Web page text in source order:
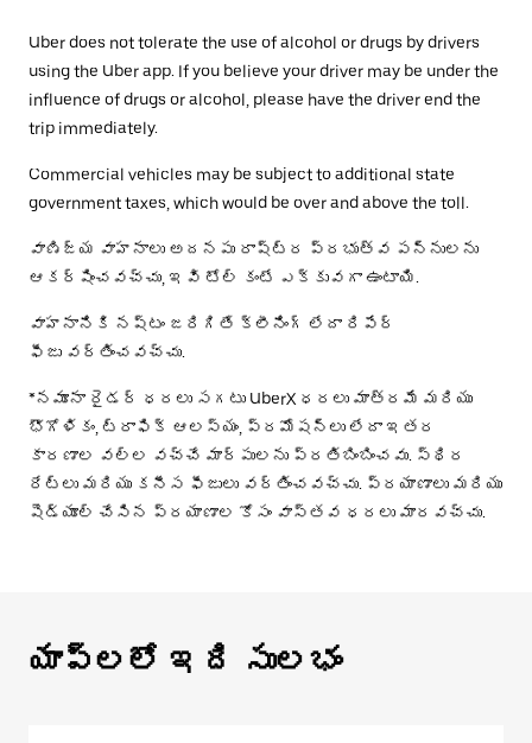
Uber does not tolerate the use of alcohol or drugs by drivers
using the Uber app. If you believe your driver may be under the
influence of drugs or alcohol, please have the driver end the
trip immediately.
Commercial vehicles may be subject to additional state
government taxes, which would be over and above the toll.
వాణిజ్య వాహనాలు అదనపు రాష్ట్ర ప్రభుత్వ పన్నులను
ఆకర్షించవచ్చు, ఇవి టోల్ కంటే ఎక్కువగా ఉంటాయి.
వాహనానికి నష్టం జరిగితే క్లీనింగ్ లేదా రిపేర్
ఫీజు వర్తించవచ్చు.
*నమూనా రైడర్ ధరలు సగటు UberX ధరలు మాత్రమే మరియు
భౌగోళికం, ట్రాఫిక్ ఆలస్యం, ప్రమోషన్లు లేదా ఇతర
కారణాల వల్ల వచ్చే మార్పులను ప్రతిబింబించవు. స్థిర
రేట్లు మరియు కనీస ఫీజులు వర్తించవచ్చు. ప్రయాణాలు మరియు
షెడ్యూల్ చేసిన ప్రయాణాల కోసం వాస్తవ ధరలు మారవచ్చు.
యాప్‌లలో ఇది సులభం